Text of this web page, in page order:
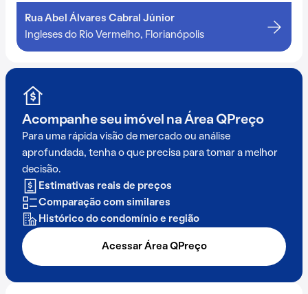
Rua Abel Álvares Cabral Júnior
Ingleses do Rio Vermelho, Florianópolis
Acompanhe seu imóvel na Área QPreço
Para uma rápida visão de mercado ou análise
aprofundada, tenha o que precisa para tomar a melhor
decisão.
Estimativas reais de preços
Comparação com similares
Histórico do condomínio e região
Acessar Área QPreço